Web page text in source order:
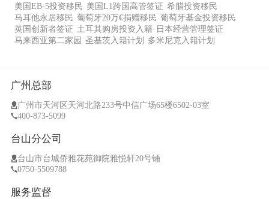
美国EB-5投资移民 美国L1跨国高管签证 希腊投资移民
马耳他永居移民 葡萄牙20万€捐赠移民 葡萄牙基金投资移民
英国创新者签证 土耳其购房投资入籍 日本经营管理签证
马来西亚第二家园 圣基茨入籍计划 多米尼克入籍计划
广州总部
广州市天河区天河北路233号中信广场65楼6502-03室
400-873-5099
台山分公司
台山市台城侨雅花苑御院雅悦轩20号铺
0750-5509788
服务监督